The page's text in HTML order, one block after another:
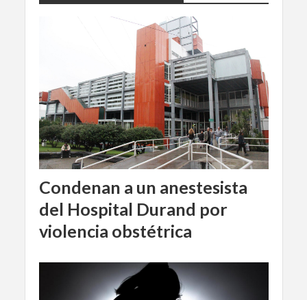
Condenan a un anestesista
del Hospital Durand por
violencia obstétrica